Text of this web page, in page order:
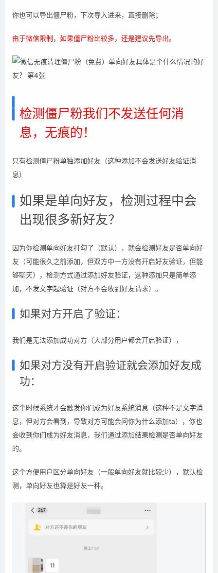
你也可以导出僵尸粉，下次导入进来，直接删除；
由于微信限制，如果僵尸粉比较多，还是建议先导出。
检测僵尸粉我们不发送任何消
息，无痕的！
只有检测僵尸粉单独添加好友（这种添加不会发送好友验证消
息）
如果是单向好友，检测过程中会
出现很多新好友？
因为你检测单向好友打勾了（默认），就会检测好友是否单向好
友（可能很久之前添加，但双方中一方没有开启好友验证，但能
够聊天），检测方式通过添加好友验证，这种添加只是简单添
加，不发文字起验证（对方不会收到好友请求）。
如果对方开启了验证：
我们是无法添加成功对方（大部分用户都会开启验证），
如果对方没有开启验证就会添加好友成
功：
这个时候系统才会触发你们成为好友系统消息（这种不是文字消
息，但对方会看到，导致对方可能会问你为什么添加ta），你也
会收到你们成为好友消息，我们通过添加结果检测是否单向好友
的。
这个方便用户区分单向好友（一般单向好友就比较少），默认检
测，单向好友也算是好友一种。